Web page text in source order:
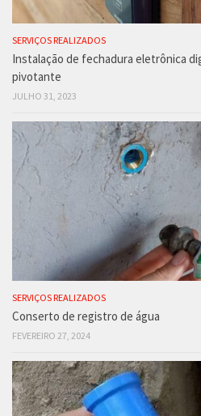
SERVIÇOS REALIZADOS
Instalação de fechadura eletrônica
pivotante
JULHO 31, 2023
SERVIÇOS REALIZADOS
Conserto de registro de água
FEVEREIRO 27, 2024